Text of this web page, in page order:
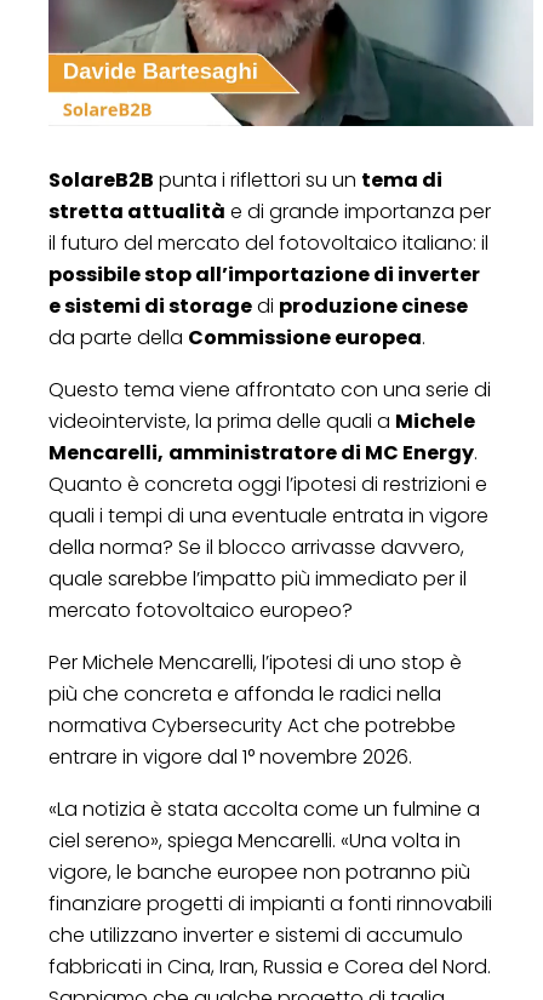
SolareB2B punta i riflettori su un tema di
stretta attualità e di grande importanza per
il futuro del mercato del fotovoltaico italiano: il
possibile stop all’importazione di inverter
e sistemi di storagedi produzione cinese
da parte della Commissione europea.
Questo tema viene affrontato con una serie di
videointerviste, la prima delle quali a Michele
Mencarelli, amministratore di MC Energy.
Quanto è concreta oggi l’ipotesi di restrizioni e
quali i tempi di una eventuale entrata in vigore
della norma? Se il blocco arrivasse davvero,
quale sarebbe l’impatto più immediato per il
mercato fotovoltaico europeo?
Per Michele Mencarelli, l’ipotesi di uno stop è
più che concreta e affonda le radici nella
normativa Cybersecurity Act che potrebbe
entrare in vigore dal 1° novembre 2026.
«La notizia è stata accolta come un fulmine a
ciel sereno», spiega Mencarelli. «Una volta in
vigore, le banche europee non potranno più
finanziare progetti di impianti a fonti rinnovabili
che utilizzano inverter e sistemi di accumulo
fabbricati in Cina, Iran, Russia e Corea del Nord.